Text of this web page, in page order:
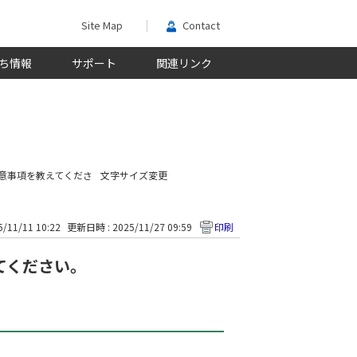
Site Map Contact
情報 サポート 関連リンク
文字サイズ変更
事項を教えてくださ
11/11 10:22 更新日時 : 2025/11/27 09:59 印刷
ださい。